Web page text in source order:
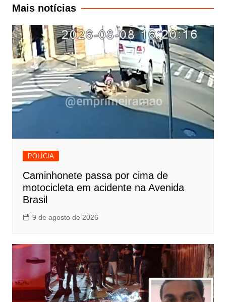
Mais notícias
POLÍCIA
Caminhonete passa por cima de
motocicleta em acidente na Avenida
Brasil
9 de agosto de 2026